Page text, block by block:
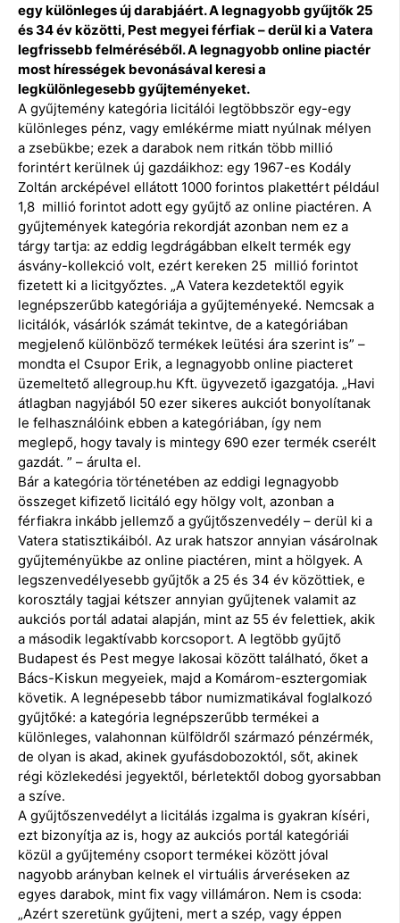
egy különleges új darabjáért. A legnagyobb gyűjtők 25
és 34 év közötti, Pest megyei férfiak – derül ki a Vatera
legfrissebb felméréséből. A legnagyobb online piactér
most hírességek bevonásával keresi a
legkülönlegesebb gyűjteményeket.
A gyűjtemény kategória licitálói legtöbbször egy-egy
különleges pénz, vagy emlékérme miatt nyúlnak mélyen
a zsebükbe; ezek a darabok nem ritkán több millió
forintért kerülnek új gazdáikhoz: egy 1967-es Kodály
Zoltán arcképével ellátott 1000 forintos plakettért például
1,8 millió forintot adott egy gyűjtő az online piactéren. A
gyűjtemények kategória rekordját azonban nem ez a
tárgy tartja: az eddig legdrágábban elkelt termék egy
ásvány-kollekció volt, ezért kereken 25 millió forintot
fizetett ki a licitgyőztes. „A Vatera kezdetektől egyik
legnépszerűbb kategóriája a gyűjteményeké. Nemcsak a
licitálók, vásárlók számát tekintve, de a kategóriában
megjelenő különböző termékek leütési ára szerint is” –
mondta el Csupor Erik, a legnagyobb online piacteret
üzemeltető allegroup.hu Kft. ügyvezető igazgatója. „Havi
átlagban nagyjából 50 ezer sikeres aukciót bonyolítanak
le felhasználóink ebben a kategóriában, így nem
meglepő, hogy tavaly is mintegy 690 ezer termék cserélt
gazdát. ” – árulta el.
Bár a kategória történetében az eddigi legnagyobb
összeget kifizető licitáló egy hölgy volt, azonban a
férfiakra inkább jellemző a gyűjtőszenvedély – derül ki a
Vatera statisztikáiból. Az urak hatszor annyian vásárolnak
gyűjteményükbe az online piactéren, mint a hölgyek. A
legszenvedélyesebb gyűjtők a 25 és 34 év közöttiek, e
korosztály tagjai kétszer annyian gyűjtenek valamit az
aukciós portál adatai alapján, mint az 55 év felettiek, akik
a második legaktívabb korcsoport. A legtöbb gyűjtő
Budapest és Pest megye lakosai között található, őket a
Bács-Kiskun megyeiek, majd a Komárom-esztergomiak
követik. A legnépesebb tábor numizmatikával foglalkozó
gyűjtőké: a kategória legnépszerűbb termékei a
különleges, valahonnan külföldről származó pénzérmék,
de olyan is akad, akinek gyufásdobozoktól, sőt, akinek
régi közlekedési jegyektől, bérletektől dobog gyorsabban
a szíve.
A gyűjtőszenvedélyt a licitálás izgalma is gyakran kíséri,
ezt bizonyítja az is, hogy az aukciós portál kategóriái
közül a gyűjtemény csoport termékei között jóval
nagyobb arányban kelnek el virtuális árveréseken az
egyes darabok, mint fix vagy villámáron. Nem is csoda:
„Azért szeretünk gyűjteni, mert a szép, vagy éppen